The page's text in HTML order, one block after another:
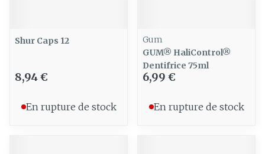
Shur Caps 12
8,94 €
En rupture de stock
Gum
GUM® HaliControl®
Dentifrice 75ml
6,99 €
En rupture de stock